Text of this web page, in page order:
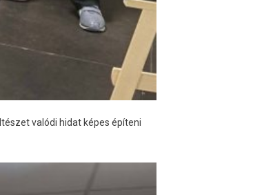
valódi hidat képes építeni